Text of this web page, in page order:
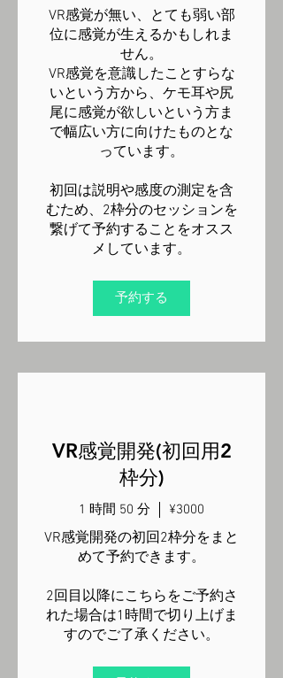
VR感覚が無い、とても弱い部
位に感覚が生えるかもしれま
せん。
VR感覚を意識したことすらな
いという方から、ケモ耳や尻
尾に感覚が欲しいという方ま
で幅広い方に向けたものとな
っています。
初回は説明や感度の測定を含
むため、2枠分のセッションを
繋げて予約することをオスス
メしています。
予約する
VR感覚開発(初回用2
枠分)
1 時間 50 分 ¥3000
VR感覚開発の初回2枠分をまと
めて予約できます。
2回目以降にこちらをご予約さ
れた場合は1時間で切り上げま
すのでご了承ください。